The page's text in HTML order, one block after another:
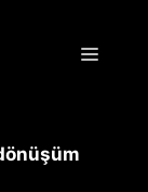
Menü